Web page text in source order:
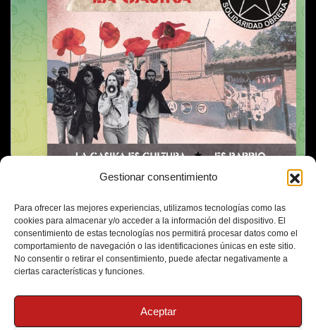
Gestionar consentimiento
Para ofrecer las mejores experiencias, utilizamos tecnologías como las
cookies para almacenar y/o acceder a la información del dispositivo. El
consentimiento de estas tecnologías nos permitirá procesar datos como el
comportamiento de navegación o las identificaciones únicas en este sitio.
No consentir o retirar el consentimiento, puede afectar negativamente a
ciertas características y funciones.
Aceptar